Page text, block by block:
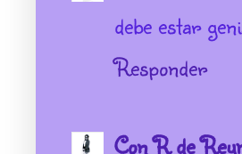
debe estar
Responder
Con R de